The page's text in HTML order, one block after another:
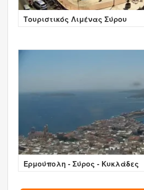
Τουριστικός Λιμένας Σύρου
Ερμούπολη - Σύρος - Κυκλάδες